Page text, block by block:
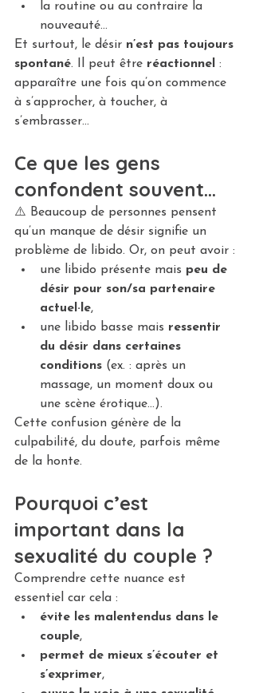
la routine ou au contraire la
nouveauté…
Et surtout, le désir n’est pas toujours
spontané. Il peut être réactionnel :
apparaître une fois qu’on commence
à s’approcher, à toucher, à
s’embrasser…
Ce que les gens
confondent souvent…
⚠️ Beaucoup de personnes pensent
qu’un manque de désir signifie un
problème de libido. Or, on peut avoir :
une libido présente mais peu de
désir pour son/sa partenaire
actuel·le,
une libido basse mais ressentir
du désir dans certaines
conditions (ex. : après un
massage, un moment doux ou
une scène érotique…).
Cette confusion génère de la
culpabilité, du doute, parfois même
de la honte.
Pourquoi c’est
important dans la
sexualité du couple ?
Comprendre cette nuance est
essentiel car cela :
évite les malentendus dans le
couple,
permet de mieux s’écouter et
s’exprimer,